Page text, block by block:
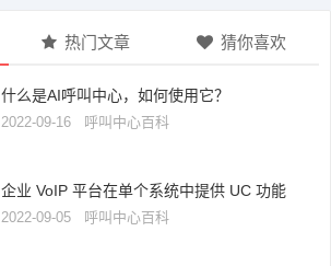
热门文章 猜你喜欢
什么是AI呼叫中心，如何使用它？
2022-09-16 呼叫中心百科
企业 VoIP 平台在单个系统中提供 UC 功能
2022-09-05 呼叫中心百科